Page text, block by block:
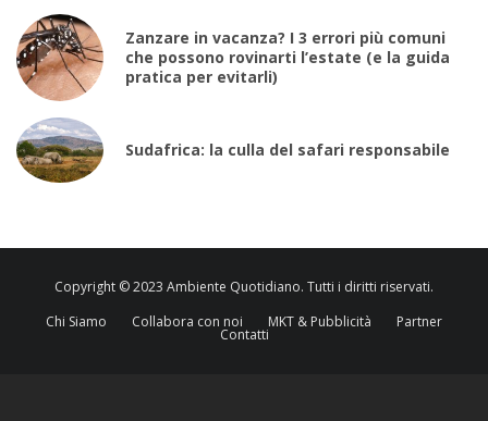
Zanzare in vacanza? I 3 errori più comuni
che possono rovinarti l’estate (e la guida
pratica per evitarli)
Sudafrica: la culla del safari responsabile
Copyright © 2023 Ambiente Quotidiano. Tutti i diritti riservati.
Chi Siamo
Collabora con noi MKT & Pubblicità Partner
Contatti